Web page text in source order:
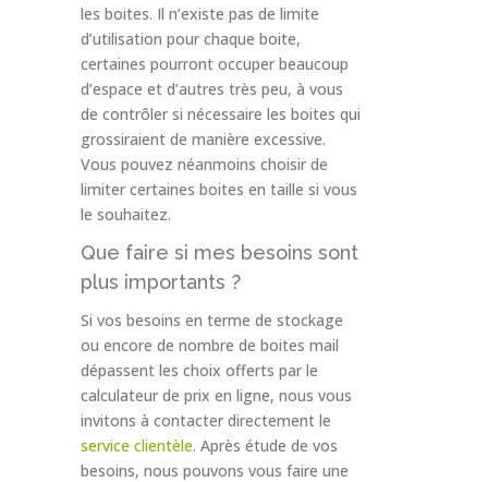
les boites. Il n’existe pas de limite
d’utilisation pour chaque boite,
certaines pourront occuper beaucoup
d’espace et d’autres très peu, à vous
de contrôler si nécessaire les boites qui
grossiraient de manière excessive.
Vous pouvez néanmoins choisir de
limiter certaines boites en taille si vous
le souhaitez.
Que faire si mes besoins sont
plus importants ?
Si vos besoins en terme de stockage
ou encore de nombre de boites mail
dépassent les choix offerts par le
calculateur de prix en ligne, nous vous
invitons à contacter directement le
service clientèle. Après étude de vos
besoins, nous pouvons vous faire une